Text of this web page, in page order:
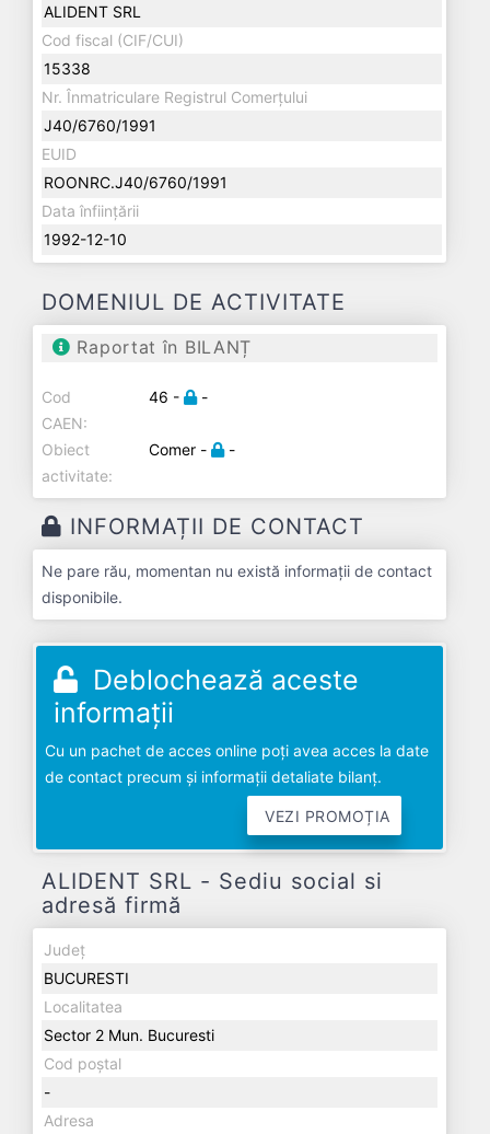
ALIDENT SRL
Cod fiscal (CIF/CUI)
15338
Nr. Înmatriculare Registrul Comerțului
J40/6760/1991
EUID
ROONRC.J40/6760/1991
Data înființării
1992-12-10
DOMENIUL DE ACTIVITATE
Raportat în BILANȚ
Cod
CAEN:
46 - -
Obiect
activitate:
Comer - -
INFORMAȚII DE CONTACT
Ne pare rău, momentan nu există informații de contact
disponibile.
Deblochează aceste
informații
Cu un pachet de acces online poți avea acces la date
de contact precum și informații detaliate bilanț.
VEZI PROMOȚIA
ALIDENT SRL - Sediu social si
adresă firmă
Județ
BUCURESTI
Localitatea
Sector 2 Mun. Bucuresti
Cod poștal
-
Adresa